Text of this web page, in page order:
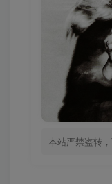
本站严禁盗转